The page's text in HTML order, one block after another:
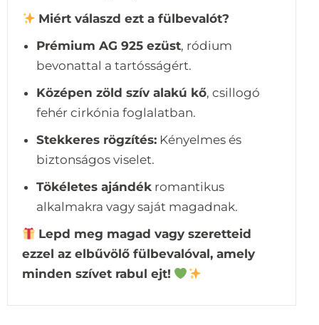
Miért válaszd ezt a fülbevalót?
Prémium AG 925 ezüst, ródium
bevonattal a tartósságért.
Középen zöld szív alakú kő, csillogó
fehér cirkónia foglalatban.
Stekkeres rögzítés: Kényelmes és
biztonságos viselet.
Tökéletes ajándék romantikus
alkalmakra vagy saját magadnak.
Lepd meg magad vagy szeretteid
ezzel az elbűvölő fülbevalóval, amely
minden szívet rabul ejt!